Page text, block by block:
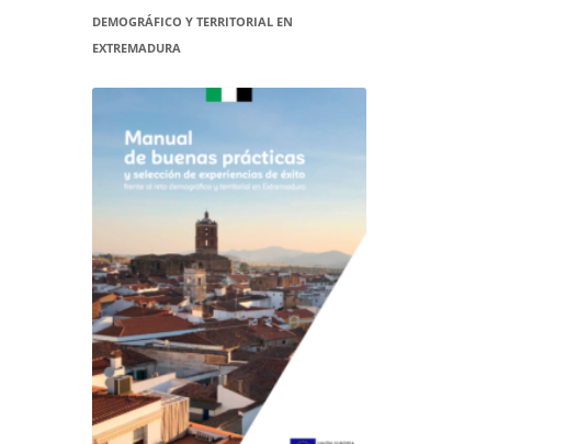
DEMOGRÁFICO Y TERRITORIAL EN
EXTREMADURA